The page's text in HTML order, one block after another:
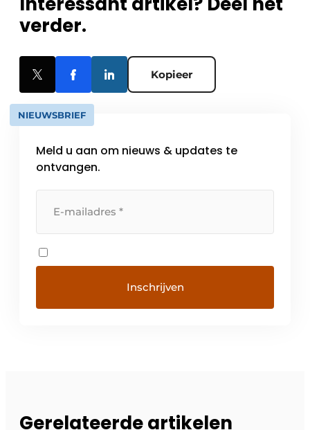
verder.
Kopieer
NIEUWSBRIEF
Meld u aan om nieuws & updates te
ontvangen.
Gerelateerde artikelen